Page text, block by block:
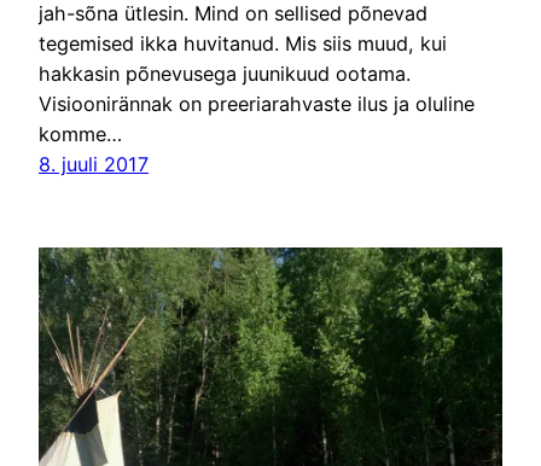
jah-sõna ütlesin. Mind on sellised põnevad
tegemised ikka huvitanud. Mis siis muud, kui
hakkasin põnevusega juunikuud ootama.
Visioonirännak on preeriarahvaste ilus ja oluline
komme…
8. juuli 2017